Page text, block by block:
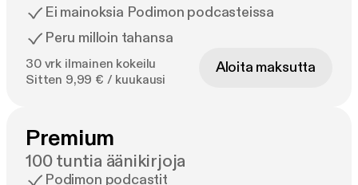
Ei mainoksia Podimon podcasteissa
Peru milloin tahansa
30 vrk ilmainen kokeilu
Sitten 9,99 € / kuukausi
Aloita maksutta
Premium
100 tuntia äänikirjoja
Podimon podcastit